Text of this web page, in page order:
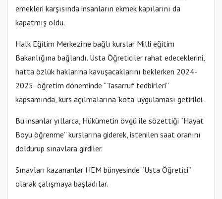
emekleri karşısında insanların ekmek kapılarını da
kapatmış oldu.
Halk Eğitim Merkezi’ne bağlı kurslar Milli eğitim
Bakanlığına bağlandı. Usta Öğreticiler rahat edeceklerini,
hatta özlük haklarına kavuşacaklarını beklerken 2024-
2025 öğretim döneminde “Tasarruf tedbirleri”
kapsamında, kurs açılmalarına ‘kota’ uygulaması getirildi.
Bu insanlar yıllarca, Hükümetin övgü ile sözettiği “Hayat
Boyu öğrenme” kurslarına giderek, istenilen saat oranını
doldurup sınavlara girdiler.
Sınavları kazananlar HEM bünyesinde “Usta Öğretici”
olarak çalışmaya başladılar.